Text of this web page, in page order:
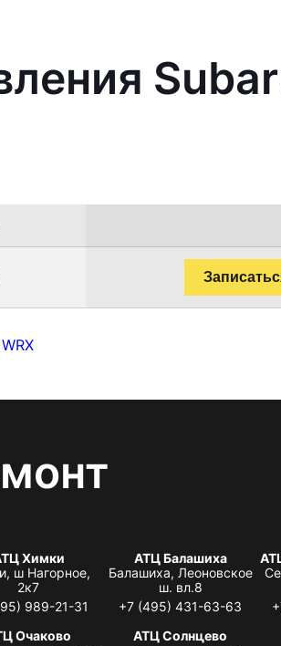
Химки
ш Нагорное,
2к7
989-21-31
АТЦ Балашиха
Балашиха, Леоновское
ш. вл.8
+7 (495) 431-63-63
Очаково
АТЦ Солнцево